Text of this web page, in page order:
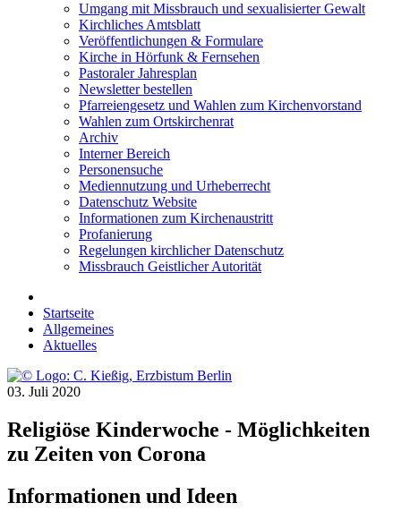
Umgang mit Missbrauch und sexualisierter Gewalt
Kirchliches Amtsblatt
Veröffentlichungen & Formulare
Kirche in Hörfunk & Fernsehen
Pastoraler Jahresplan
Newsletter bestellen
Pfarreiengesetz und Wahlen zum Kirchenvorstand
Wahlen zum Ortskirchenrat
Archiv
Interner Bereich
Personensuche
Mediennutzung und Urheberrecht
Datenschutz Website
Informationen zum Kirchenaustritt
Profanierung
Regelungen kirchlicher Datenschutz
Missbrauch Geistlicher Autorität
Startseite
Allgemeines
Aktuelles
03. Juli 2020
Religiöse Kinderwoche - Möglichkeiten
zu Zeiten von Corona
Informationen und Ideen